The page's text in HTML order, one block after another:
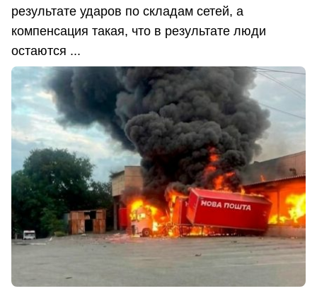
результате ударов по складам сетей, а
компенсация такая, что в результате люди
остаются ...